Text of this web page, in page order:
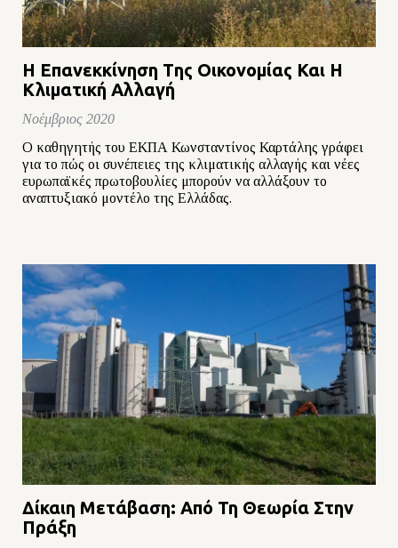
Η Eπανεκκίνηση Tης Oικονομίας Και Η
Κλιματική Αλλαγή
Νοέμβριος 2020
O καθηγητής του ΕΚΠΑ Κωνσταντίνος Καρτάλης γράφει
για το πώς οι συνέπειες της κλιματικής αλλαγής και νέες
ευρωπαϊκές πρωτοβουλίες μπορούν να αλλάξουν το
αναπτυξιακό μοντέλο της Ελλάδας.
Δίκαιη Μετάβαση: Από Τη Θεωρία Στην
Πράξη